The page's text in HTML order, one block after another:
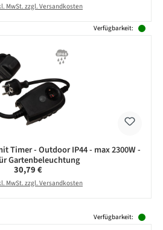
MwSt. zzgl. Versandkosten
Verfügbarkeit:
Timer - Outdoor IP44 - max 2300W -
Gartenbeleuchtung
Regulärer Preis:
30,79 €
MwSt. zzgl. Versandkosten
Verfügbarkeit: